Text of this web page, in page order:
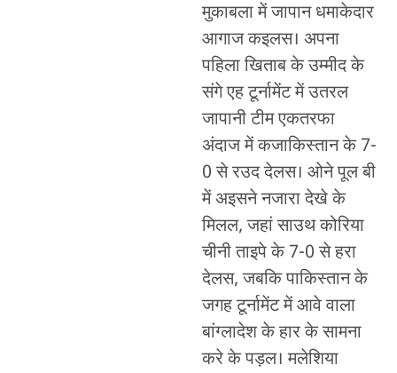
मुकाबला में जापान धमाकेदार
आगाज कइलस। अपना
पहिला खिताब के उम्मीद के
संगे एह टूर्नामेंट में उतरल
जापानी टीम एकतरफा
अंदाज में कजाकिस्तान के 7-
0 से रउद देलस। ओने पूल बी
में अइसने नजारा देखे के
मिलल, जहां साउथ कोरिया
चीनी ताइपे के 7-0 से हरा
देलस, जबकि पाकिस्तान के
जगह टूर्नामेंट में आवे वाला
बांग्लादेश के हार के सामना
करे के पड़ल। मलेशिया